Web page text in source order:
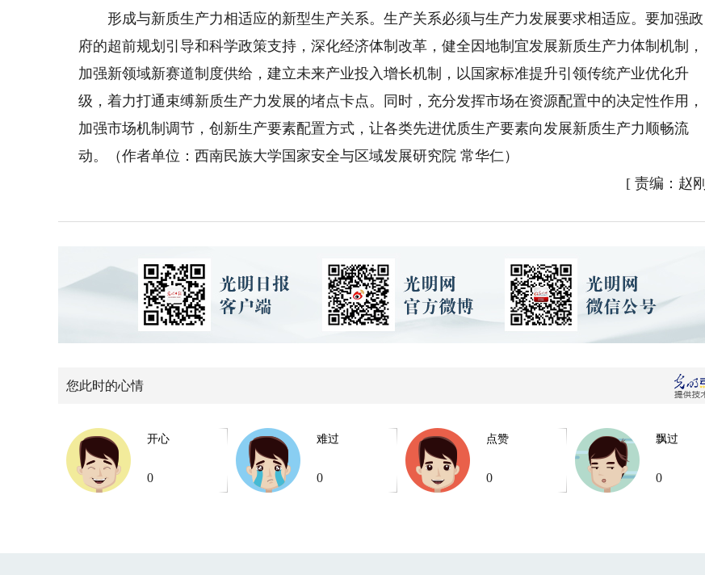
形成与新质生产力相适应的新型生产关系。生产关系必须与生产力发展要求相适应。要加强政
府的超前规划引导和科学政策支持，深化经济体制改革，健全因地制宜发展新质生产力体制机制，
加强新领域新赛道制度供给，建立未来产业投入增长机制，以国家标准提升引领传统产业优化升
级，着力打通束缚新质生产力发展的堵点卡点。同时，充分发挥市场在资源配置中的决定性作用，
加强市场机制调节，创新生产要素配置方式，让各类先进优质生产要素向发展新质生产力顺畅流
动。（作者单位：西南民族大学国家安全与区域发展研究院 常华仁）
[ 责编：赵刚
您此时的心情
开心
0
难过
0
点赞
0
飘过
0